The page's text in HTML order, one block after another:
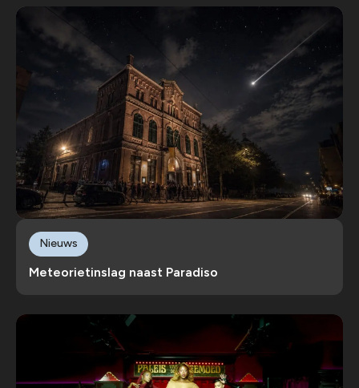
Meteorietinslag naast Paradiso
Nieuws